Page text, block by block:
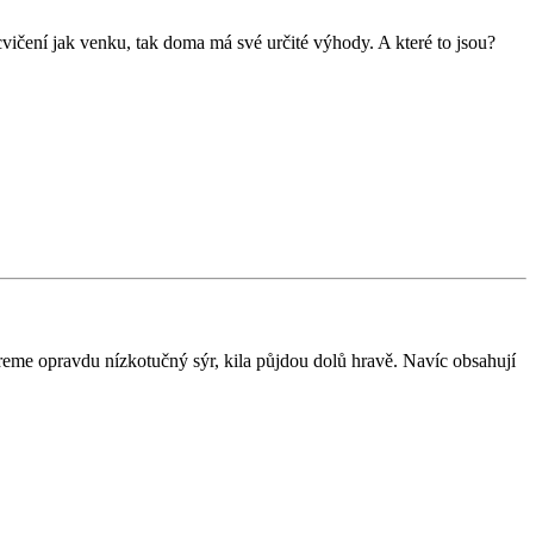
jak venku, tak doma má své určité výhody. A které to jsou?
opravdu nízkotučný sýr, kila půjdou dolů hravě. Navíc obsahují